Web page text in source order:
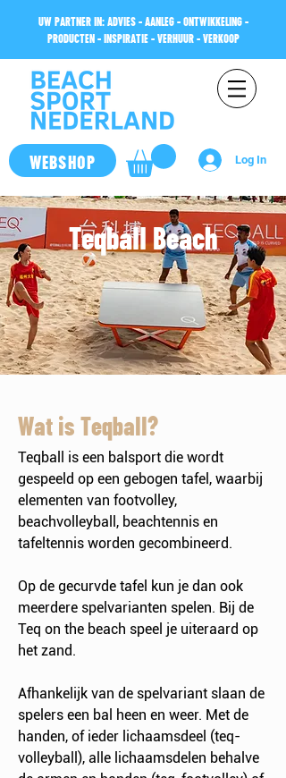
UW PARTNER IN: ADVIES - AANLEG - ONTWIKKELING -
PRODUCTEN - INSPIRATIE - VERHUUR - VERKOOP
WEBSHOP Log In
Teqball Beach
Wat is Teqball?
Teqball is een balsport die wordt
gespeeld op een gebogen tafel, waarbij
elementen van footvolley,
beachvolleyball, beachtennis en
tafeltennis worden gecombineerd.
Op de gecurvde tafel kun je dan ook
meerdere spelvarianten spelen. Bij de
Teq on the beach speel je uiteraard op
het zand.
Afhankelijk van de spelvariant slaan de
spelers een bal heen en weer. Met de
handen, of ieder lichaamsdeel (teq-
volleyball), alle lichaamsdelen behalve